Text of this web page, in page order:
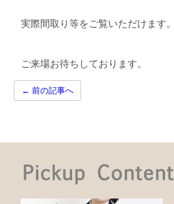
実際間取り等をご覧いただけます。
ご来場お待ちしております。
← 前の記事へ